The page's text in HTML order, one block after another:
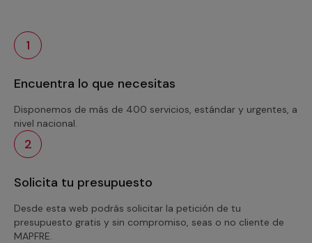
1
Encuentra lo que necesitas
Disponemos de más de 400 servicios, estándar y urgentes, a
nivel nacional.
2
Solicita tu presupuesto
Desde esta web podrás solicitar la petición de tu
presupuesto gratis y sin compromiso, seas o no cliente de
MAPFRE.